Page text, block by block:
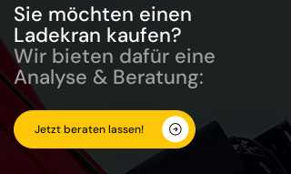
Sie möchten einen
Ladekran kaufen?
Wir bieten dafür eine
Analyse & Beratung:
Jetzt beraten lassen!